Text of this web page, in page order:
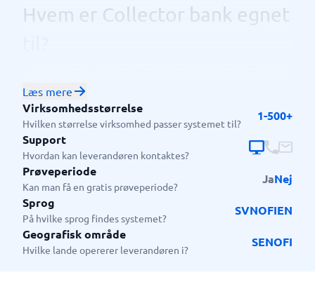
Hvem er Collector bank egnet
kapital og få adgang til penge bundet på fakturaer til
at investere yderligere i virksomheden. Servicen kan
tilbydes til virksomheder i forskellige brancher og
størrelser.
Læs mere
Virksomhedsstørrelse
Hvilken størrelse virksomhed passer systemet til?
1-500+
Support
Hvordan kan leverandøren kontaktes?
Prøveperiode
Kan man få en gratis prøveperiode?
JaNej
Sprog
På hvilke sprog findes systemet?
SVNOFIEN
Geografisk område
Hvilke lande opererer leverandøren i?
SENOFI